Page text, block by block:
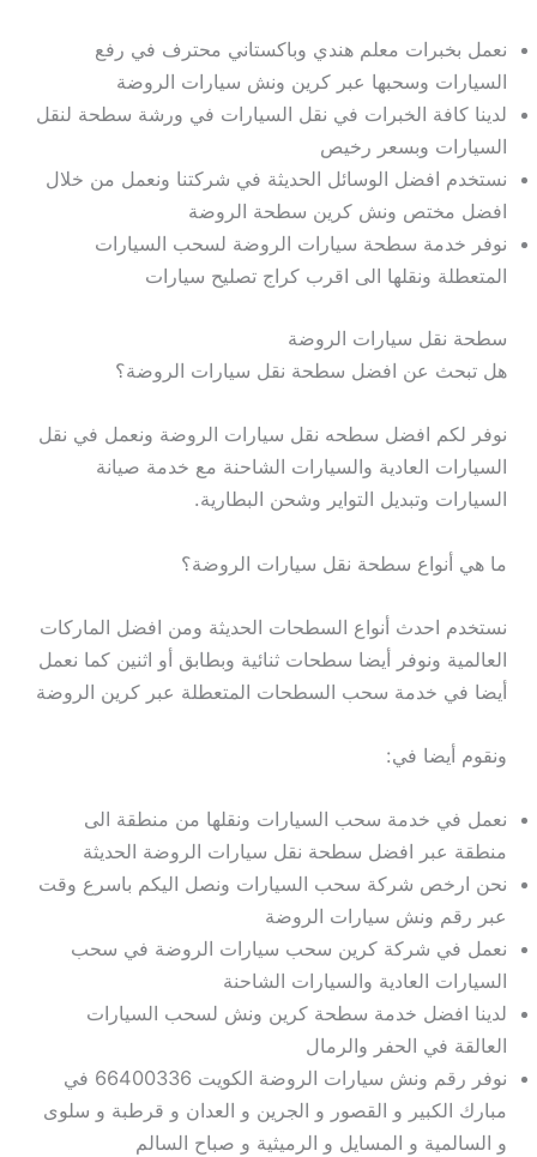
نعمل بخبرات معلم هندي وباكستاني محترف في رفع
السيارات وسحبها عبر كرين ونش سيارات الروضة
لدينا كافة الخبرات في نقل السيارات في ورشة سطحة لنقل
السيارات وبسعر رخيص
نستخدم افضل الوسائل الحديثة في شركتنا ونعمل من خلال
افضل مختص ونش كرين سطحة الروضة
نوفر خدمة سطحة سيارات الروضة لسحب السيارات
المتعطلة ونقلها الى اقرب كراج تصليح سيارات
سطحة نقل سيارات الروضة
هل تبحث عن افضل سطحة نقل سيارات الروضة؟
نوفر لكم افضل سطحه نقل سيارات الروضة ونعمل في نقل
السيارات العادية والسيارات الشاحنة مع خدمة صيانة
السيارات وتبديل التواير وشحن البطارية.
ما هي أنواع سطحة نقل سيارات الروضة؟
نستخدم احدث أنواع السطحات الحديثة ومن افضل الماركات
العالمية ونوفر أيضا سطحات ثنائية وبطابق أو اثنين كما نعمل
أيضا في خدمة سحب السطحات المتعطلة عبر كرين الروضة
ونقوم أيضا في:
نعمل في خدمة سحب السيارات ونقلها من منطقة الى
منطقة عبر افضل سطحة نقل سيارات الروضة الحديثة
نحن ارخص شركة سحب السيارات ونصل اليكم باسرع وقت
عبر رقم ونش سيارات الروضة
نعمل في شركة كرين سحب سيارات الروضة في سحب
السيارات العادية والسيارات الشاحنة
لدينا افضل خدمة سطحة كرين ونش لسحب السيارات
العالقة في الحفر والرمال
نوفر رقم ونش سيارات الروضة الكويت 66400336 في
مبارك الكبير و القصور و الجرين و العدان و قرطبة و سلوى
و السالمية و المسايل و الرميثية و صباح السالم